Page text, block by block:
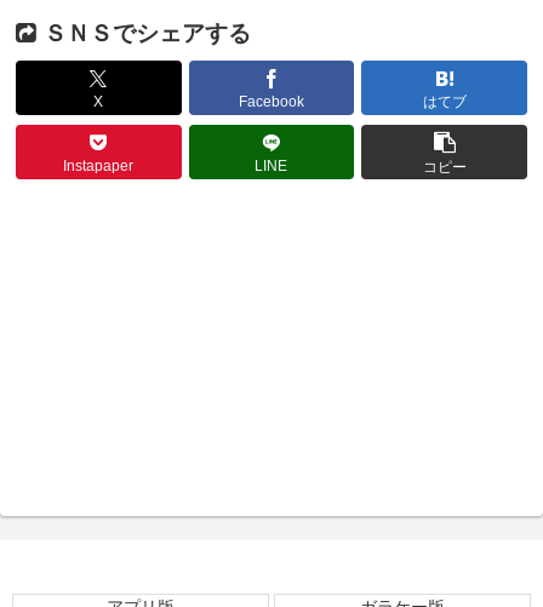
ＳＮＳでシェアする
X Facebook はてブ
Instapaper LINE コピー